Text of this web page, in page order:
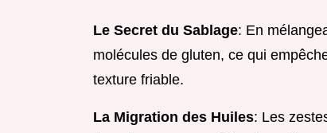
Le Secret du Sablage: En
molécules de gluten, ce qui
texture friable.
La Migration des Huiles: Les